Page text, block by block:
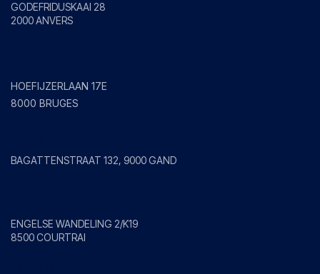
GODEFRIDUSKAAI 28
2000 ANVERS
HOEFIJZERLAAN 17E
8000 BRUGES
BAGATTENSTRAAT 132, 9000 GAND
ENGELSE WANDELING 2/K19
8500 COURTRAI